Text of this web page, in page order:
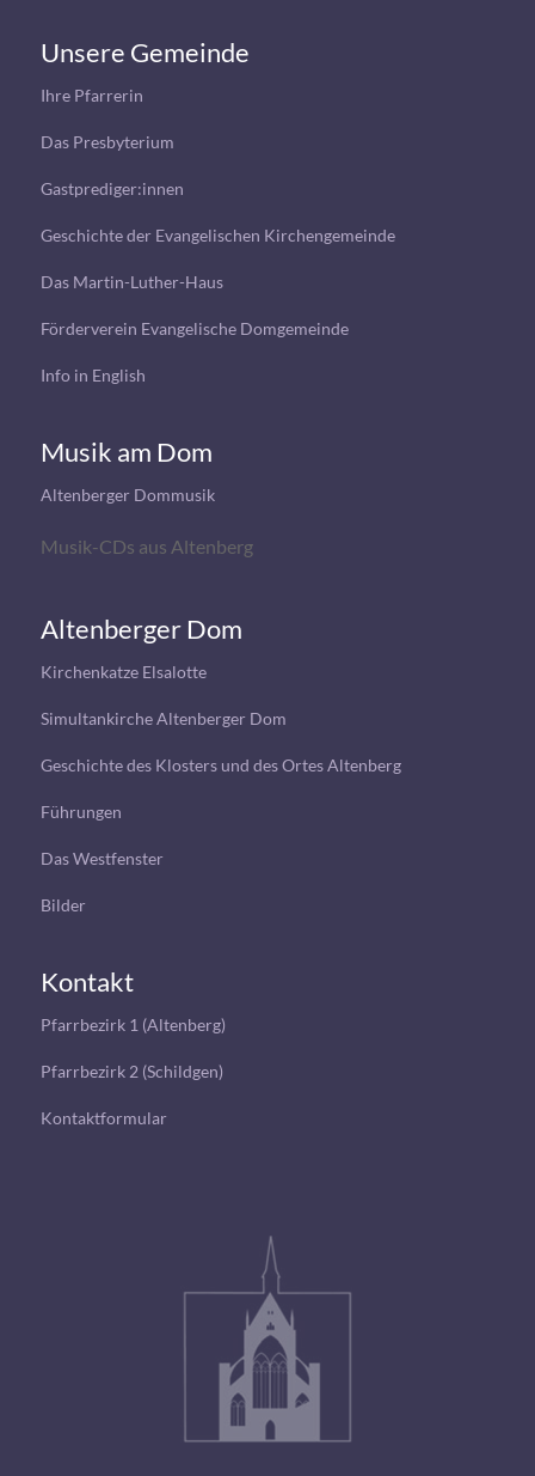
Unsere Gemeinde
Ihre Pfarrerin
Das Presbyterium
Gastprediger:innen
Geschichte der Evangelischen Kirchengemeinde
Das Martin-Luther-Haus
Förderverein Evangelische Domgemeinde
Info in English
Musik am Dom
Altenberger Dommusik
Musik-CDs aus Altenberg
Altenberger Dom
Kirchenkatze Elsalotte
Simultankirche Altenberger Dom
Geschichte des Klosters und des Ortes Altenberg
Führungen
Das Westfenster
Bilder
Kontakt
Pfarrbezirk 1 (Altenberg)
Pfarrbezirk 2 (Schildgen)
Kontaktformular